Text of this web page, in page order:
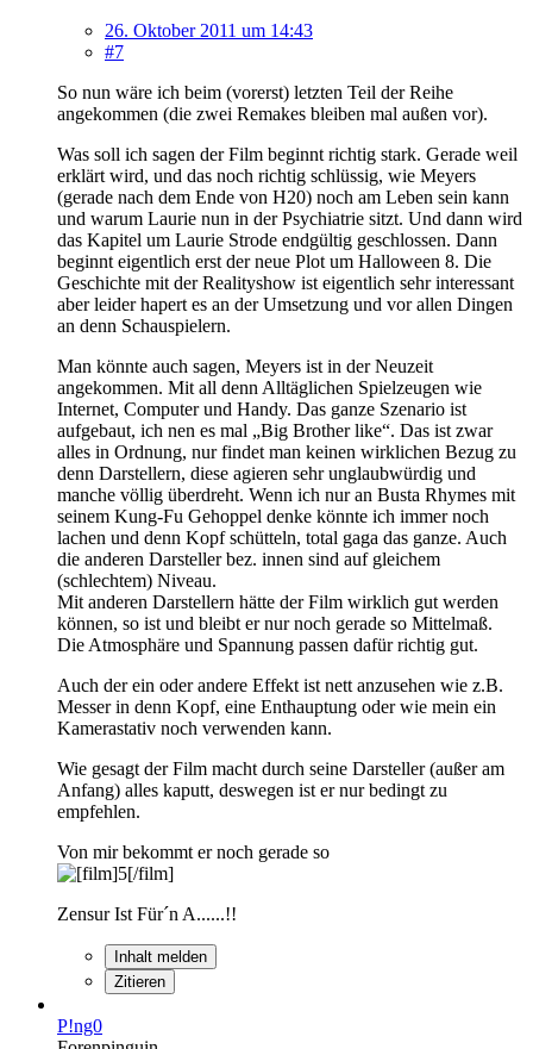
26. Oktober 2011 um 14:43
#7
So nun wäre ich beim (vorerst) letzten Teil der Reihe
angekommen (die zwei Remakes bleiben mal außen vor).
Was soll ich sagen der Film beginnt richtig stark. Gerade weil
erklärt wird, und das noch richtig schlüssig, wie Meyers
(gerade nach dem Ende von H20) noch am Leben sein kann
und warum Laurie nun in der Psychiatrie sitzt. Und dann wird
das Kapitel um Laurie Strode endgültig geschlossen. Dann
beginnt eigentlich erst der neue Plot um Halloween 8. Die
Geschichte mit der Realityshow ist eigentlich sehr interessant
aber leider hapert es an der Umsetzung und vor allen Dingen
an denn Schauspielern.
Man könnte auch sagen, Meyers ist in der Neuzeit
angekommen. Mit all denn Alltäglichen Spielzeugen wie
Internet, Computer und Handy. Das ganze Szenario ist
aufgebaut, ich nen es mal „Big Brother like“. Das ist zwar
alles in Ordnung, nur findet man keinen wirklichen Bezug zu
denn Darstellern, diese agieren sehr unglaubwürdig und
manche völlig überdreht. Wenn ich nur an Busta Rhymes mit
seinem Kung-Fu Gehoppel denke könnte ich immer noch
lachen und denn Kopf schütteln, total gaga das ganze. Auch
die anderen Darsteller bez. innen sind auf gleichem
(schlechtem) Niveau.
Mit anderen Darstellern hätte der Film wirklich gut werden
können, so ist und bleibt er nur noch gerade so Mittelmaß.
Die Atmosphäre und Spannung passen dafür richtig gut.
Auch der ein oder andere Effekt ist nett anzusehen wie z.B.
Messer in denn Kopf, eine Enthauptung oder wie mein ein
Kamerastativ noch verwenden kann.
Wie gesagt der Film macht durch seine Darsteller (außer am
Anfang) alles kaputt, deswegen ist er nur bedingt zu
empfehlen.
Von mir bekommt er noch gerade so
Zensur Ist Für´n A......!!
Inhalt melden
Zitieren
P!ng0